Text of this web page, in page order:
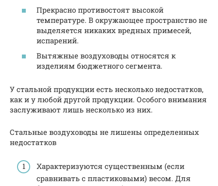
Прекрасно противостоят высокой
температуре. В окружающее пространство не
выделяется никаких вредных примесей,
испарений.
Вытяжные воздуховоды относятся к
изделиям бюджетного сегмента.
У стальной продукции есть несколько недостатков,
как и у любой другой продукции. Особого внимания
заслуживают лишь несколько из них.
Стальные воздуховоды не лишены определенных
недостатков
Характеризуются существенным (если
сравнивать с пластиковыми) весом. Для